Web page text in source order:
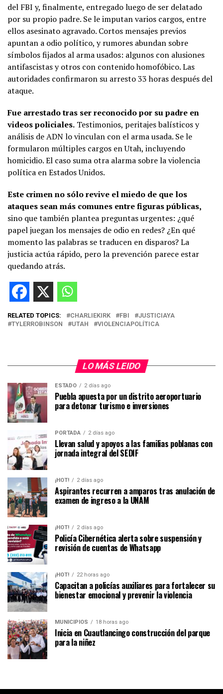
del FBI y, finalmente, entregado luego de ser delatado
por su propio padre. Se le imputan varios cargos, entre
ellos asesinato agravado. Cortos mensajes previos
apuntan a odio político, y rumores abundan sobre
símbolos fijados al arma usados: algunos con alusiones
antifascistas y otros con contenido homofóbico. Las
autoridades confirmaron su arresto 33 horas después del
ataque.
Fue arrestado tras ser reconocido por su padre en
videos policiales. Testimonios, peritajes balísticos y
análisis de ADN lo vinculan con el arma usada. Se le
formularon múltiples cargos en Utah, incluyendo
homicidio. El caso suma otra alarma sobre la violencia
política en Estados Unidos.
Este crimen no sólo revive el miedo de que los
ataques sean más comunes entre figuras públicas,
sino que también plantea preguntas urgentes: ¿qué
papel juegan los mensajes de odio en redes? ¿En qué
momento las palabras se traducen en disparos? La
justicia actúa rápido, pero la prevención parece estar
quedando atrás.
RELATED TOPICS: CHARLIEKIRK FBI
JUSTICIAYA
TYLERROBINSON
UTAH VIOLENCIAPOLÍTICA
LO MÁS LEIDO
ESTADO 2 días ago
Puebla apuesta por un distrito aeroportuario
para detonar turismo e inversiones
PORTADA 2 días ago
Llevan salud y apoyos a las familias poblanas con
jornada integral del SEDIF
¡HOT! 2 días ago
Aspirantes recurren a amparos tras anulación de
examen de ingreso a la UNAM
¡HOT! 2 días ago
Policía Cibernética alerta sobre suspensión y
revisión de cuentas de Whatsapp
¡HOT! 22 horas ago
Capacitan a policías auxiliares para fortalecer su
bienestar emocional y prevenir la violencia
MUNICIPIOS 18 horas ago
Inicia en Cuautlancingo construcción del parque
para la niñez